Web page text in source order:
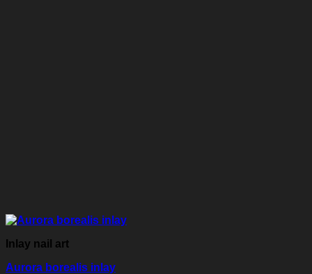
Inlay nail art
Aurora borealis inlay